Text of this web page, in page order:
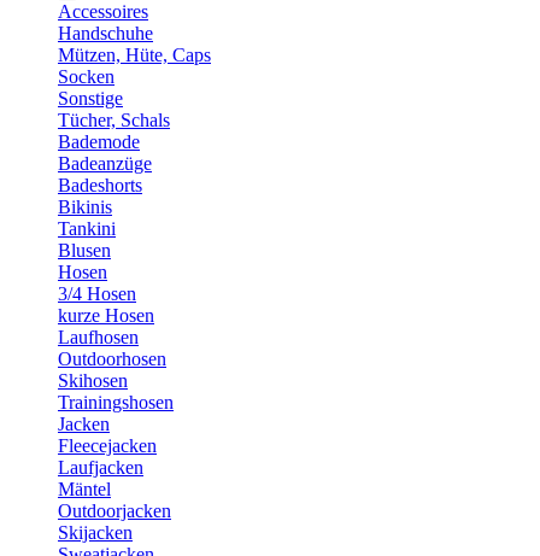
Accessoires
Handschuhe
Mützen, Hüte, Caps
Socken
Sonstige
Tücher, Schals
Bademode
Badeanzüge
Badeshorts
Bikinis
Tankini
Blusen
Hosen
3/4 Hosen
kurze Hosen
Laufhosen
Outdoorhosen
Skihosen
Trainingshosen
Jacken
Fleecejacken
Laufjacken
Mäntel
Outdoorjacken
Skijacken